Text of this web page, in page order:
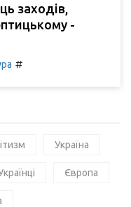
заходів,
-
#
Україна
Європа